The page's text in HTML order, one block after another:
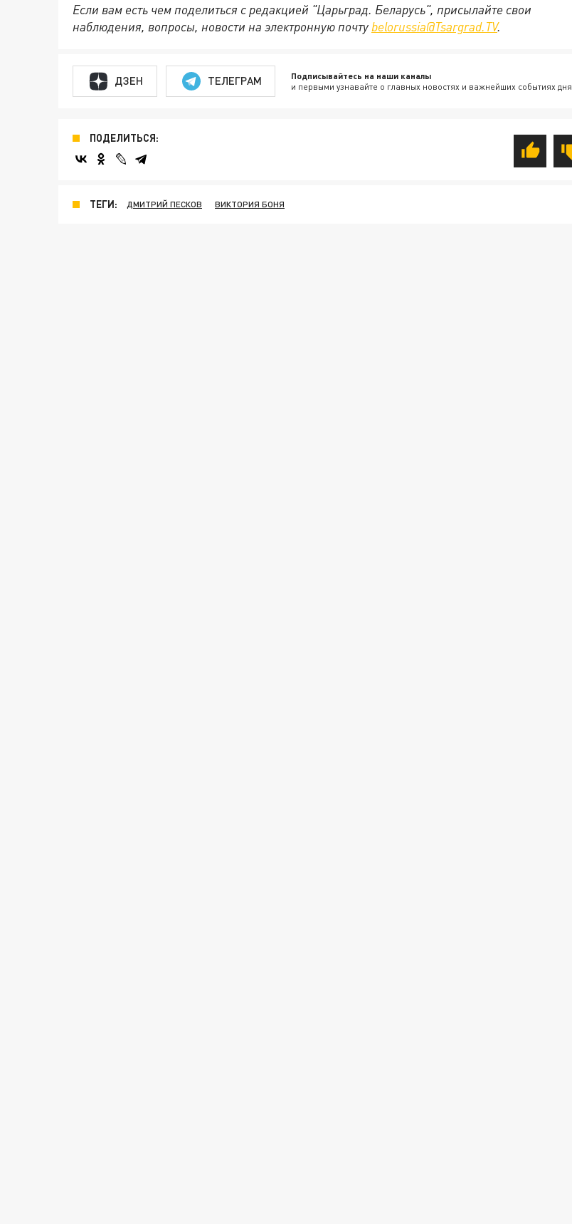
Если вам есть чем поделиться с редакцией "Царьград. Беларусь", присылайте свои
наблюдения, вопросы, новости на электронную почту belorussia@Tsargrad.TV.
ДЗЕН ТЕЛЕГРАМ Подписывайтесь на наши каналы
и первыми узнавайте о главных новостях и важнейших событиях дня.
ПОДЕЛИТЬСЯ:
ТЕГИ: ДМИТРИЙ ПЕСКОВ ВИКТОРИЯ БОНЯ